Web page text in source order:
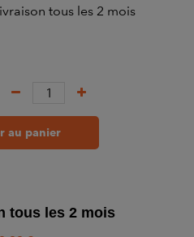
tous les 2 mois
au panier
tous les 2 mois